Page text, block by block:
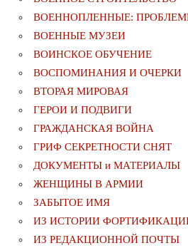
ВОЕННОПЛЕННЫЕ:
ВОЕННЫЕ МУЗЕИ
ВОИНСКОЕ ОБУЧЕНИЕ
ВОСПОМИНАНИЯ И ОЧЕРКИ
ВТОРАЯ МИРОВАЯ
ГЕРОИ И ПОДВИГИ
ГРАЖДАНСКАЯ ВОЙНА
ГРИФ СЕКРЕТНОСТИ СНЯТ
ДОКУМЕНТЫ и МАТЕРИАЛЫ
ЖЕНЩИНЫ В АРМИИ
ЗАБЫТОЕ ИМЯ
ИЗ ИСТОРИИ
ИЗ РЕДАКЦИОННОЙ ПОЧТЫ